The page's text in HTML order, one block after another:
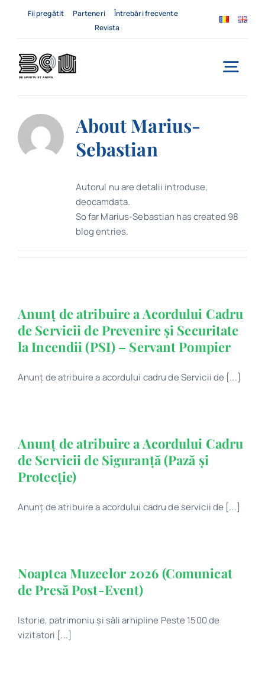
Fii pregătit Parteneri
Întrebări frecvente
Revista
Despre noi
Biblioteca digitală
Catalog
AboutMarius-
Sebastian
Autorul nu are detalii introduse,
deocamdata.
So far Marius-Sebastian has created 98
blog entries.
Anunț de atribuire a Acordului Cadru
de Servicii de Prevenire și Securitate
la Incendii (PSI) – Servant Pompier
Anunț de atribuire a acordului cadru de Servicii de [...]
Anunț de atribuire a Acordului Cadru
de Servicii de Siguranță (Pază și
Protecție)
Anunț de atribuire a acordului cadru de servicii de [...]
Noaptea Muzeelor 2026 (Comunicat
de Presă Post-Event)
Istorie, patrimoniu și săli arhipline Peste 1500 de
vizitatori [...]